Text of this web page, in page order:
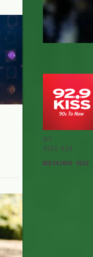
BY
KISS 929
ΔΕΚ 24 2024 - 14:22